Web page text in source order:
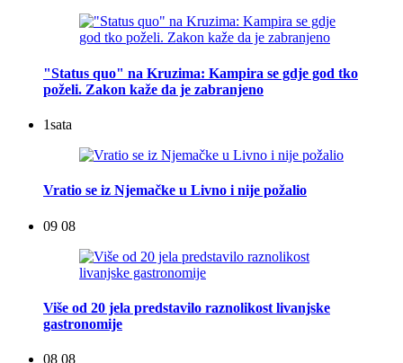
"Status quo" na Kruzima: Kampira se gdje god tko
poželi. Zakon kaže da je zabranjeno
1sata
Vratio se iz Njemačke u Livno i nije požalio
09 08
Više od 20 jela predstavilo raznolikost livanjske
gastronomije
08 08